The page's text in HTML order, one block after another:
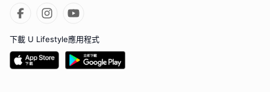
下載 U Lifestyle應用程式